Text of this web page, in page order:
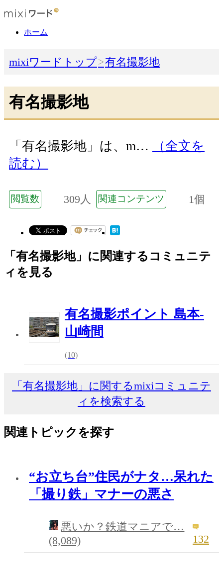
ホーム
mixiワードトップ 有名撮影地
有名撮影地
「有名撮影地」は、m…
（全文を
読む）
閲覧数 309人 関連コンテンツ 1個
「有名撮影地」に関連するコミュニテ
ィを見る
有名撮影ポイント 島本-
山崎間
(10)
「有名撮影地」に関するmixiコミュニテ
ィを検索する
関連トピックを探す
“お立ち台”住民がナタ…呆れた
「撮り鉄」マナーの悪さ
悪いか？鉄道マニアで…
(8,089)
132